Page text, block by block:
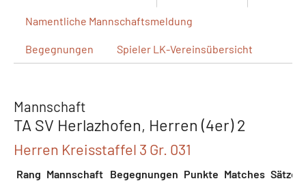
Namentliche Mannschaftsmeldung
Begegnungen Spieler LK-Vereinsübersicht
Mannschaft
TA SV Herlazhofen, Herren (4er) 2
Herren Kreisstaffel 3 Gr. 031
Rang Mannschaft Begegnungen Punkte Matches Sätze